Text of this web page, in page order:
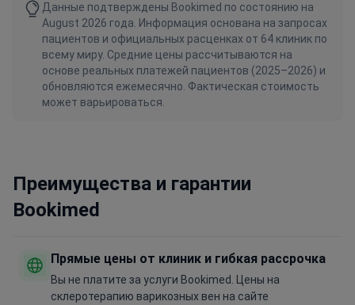
Данные подтверждены Bookimed по состоянию на
August 2026 года. Информация основана на запросах
пациентов и официальных расценках от 64 клиник по
всему миру. Средние цены рассчитываются на
основе реальных платежей пациентов (2025–2026) и
обновляются ежемесячно. Фактическая стоимость
может варьироваться.
Преимущества и гарантии
Bookimed
Прямые цены от клиник и гибкая рассрочка
Вы не платите за услуги Bookimed. Цены на
склеротерапию варикозных вен на сайте